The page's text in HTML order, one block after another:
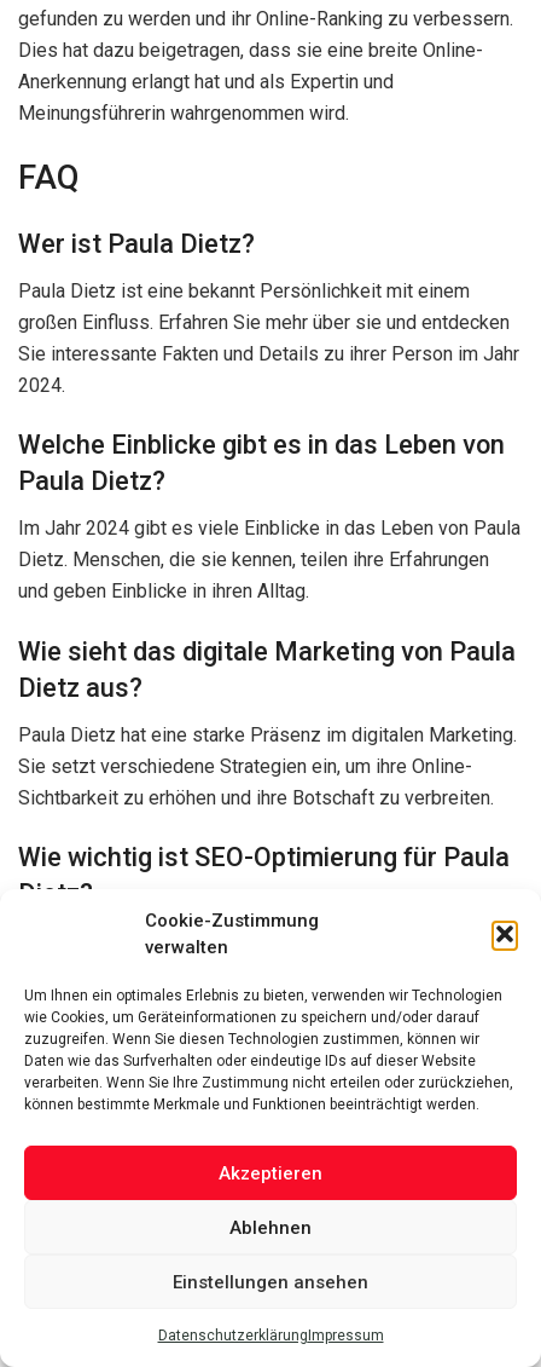
Cookie-Zustimmung
verwalten
Um Ihnen ein optimales Erlebnis zu bieten, verwenden wir Technologien
wie Cookies, um Geräteinformationen zu speichern und/oder darauf
zuzugreifen. Wenn Sie diesen Technologien zustimmen, können wir
Daten wie das Surfverhalten oder eindeutige IDs auf dieser Website
verarbeiten. Wenn Sie Ihre Zustimmung nicht erteilen oder zurückziehen,
können bestimmte Merkmale und Funktionen beeinträchtigt werden.
Akzeptieren
Ablehnen
Einstellungen ansehen
Datenschutzerklärung Impressum
gefunden zu werden und ihr Online-Ranking zu verbessern.
Dies hat dazu beigetragen, dass sie eine breite Online-
Anerkennung erlangt hat und als Expertin und
Meinungsführerin wahrgenommen wird.
FAQ
Wer ist Paula Dietz?
Paula Dietz ist eine bekannt Persönlichkeit mit einem
großen Einfluss. Erfahren Sie mehr über sie und entdecken
Sie interessante Fakten und Details zu ihrer Person im Jahr
2024.
Welche Einblicke gibt es in das Leben von
Paula Dietz?
Im Jahr 2024 gibt es viele Einblicke in das Leben von Paula
Dietz. Menschen, die sie kennen, teilen ihre Erfahrungen
und geben Einblicke in ihren Alltag.
Wie sieht das digitale Marketing von Paula
Dietz aus?
Paula Dietz hat eine starke Präsenz im digitalen Marketing.
Sie setzt verschiedene Strategien ein, um ihre Online-
Sichtbarkeit zu erhöhen und ihre Botschaft zu verbreiten.
Wie wichtig ist SEO-Optimierung für Paula
Dietz?
SEO-Optimierung spielt für Paula Dietz eine wichtige Rolle,
zu verbessern. Sie investiert in SEO-Maßnahmen, um ihre
Inhalte im Internet besser zu positionieren.
Hat Paula Dietz eine eigene Website?
Ja, Paula Dietz hat eine eigene Website, auf der sie
Informationen über ihre Arbeit, ihre Projekte und ihre
Interessen teilt. Die Website dient als zentrale Plattform
Welche Bedeutung hat die Online-Präsenz
von Paula Dietz?